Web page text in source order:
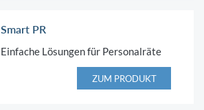
Smart PR
Einfache Lösungen für Personalräte
ZUM PRODUKT